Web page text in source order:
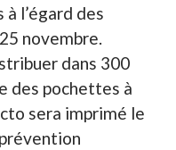
l’égard des
novembre.
dans 300
des pochettes à
sera imprimé le